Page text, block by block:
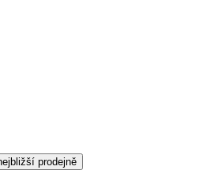
prodejně